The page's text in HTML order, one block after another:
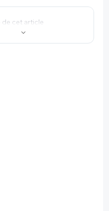
de cet article